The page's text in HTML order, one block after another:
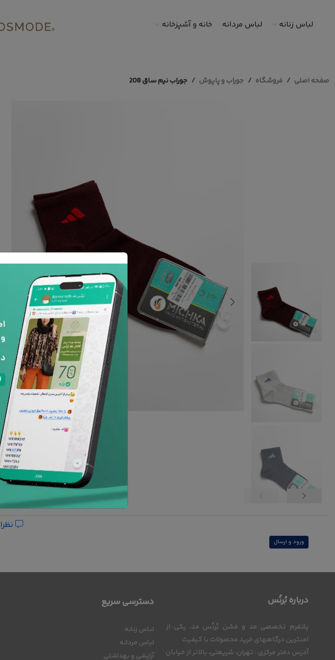
لباس زنانه لباس مردانه خانه و آشپزخانه
صفحه اصلی فروشگاه جوراب و پاپوش جوراب نیم ساق 208
ورود و ارسال
درباره بُرنُس
پلتفرم تخصصی مد و فشن بُرنُس مد، یکی از
امنترین درگاههای خرید محصولات با کیفیت
آدرس دفتر مرکزی : تهران، شریعتی، بالاتر از خیابان
دسترسی سریع
لباس زنانه
لباس مردانه
آرایشی و بهداشتی